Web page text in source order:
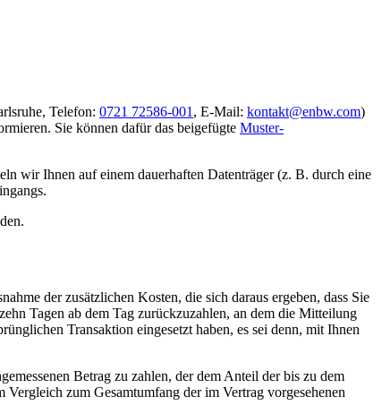
Telefon: 0721 72586-001, E-Mail: kontakt@enbw.com)
Sie können dafür das beigefügte Muster-
wir Ihnen auf einem dauerhaften Datenträger (z. B. durch eine
der zusätzlichen Kosten, die sich daraus ergeben, dass Sie
Tagen ab dem Tag zurückzuzahlen, an dem die Mitteilung
Transaktion eingesetzt haben, es sei denn, mit Ihnen
Betrag zu zahlen, der dem Anteil der bis zu dem
zum Gesamtumfang der im Vertrag vorgesehenen